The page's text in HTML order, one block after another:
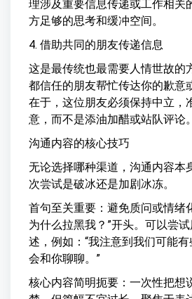
理涉及重要信息传递或工作相关
方足够的思考和缓冲空间。
4. 借助共同的朋友传递信息
这是最传统也最需要人情世故的
都信任的朋友帮忙传达你的歉意
在于，这位朋友必须保持中立，
意，而不是添油加醋或站队评论。
沟通内容的核心技巧
无论选择哪种渠道，沟通内容本
次尝试是破冰还是加剧冰冻。
首句至关重要：避免质问或情绪
为什么拉黑我？”开头。可以尝
述，例如：“我注意到我们可能
会和你聊聊。”
核心内容简明扼要：一次性把想